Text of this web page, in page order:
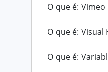
O que é: Vimeo
O que é:
O que é: